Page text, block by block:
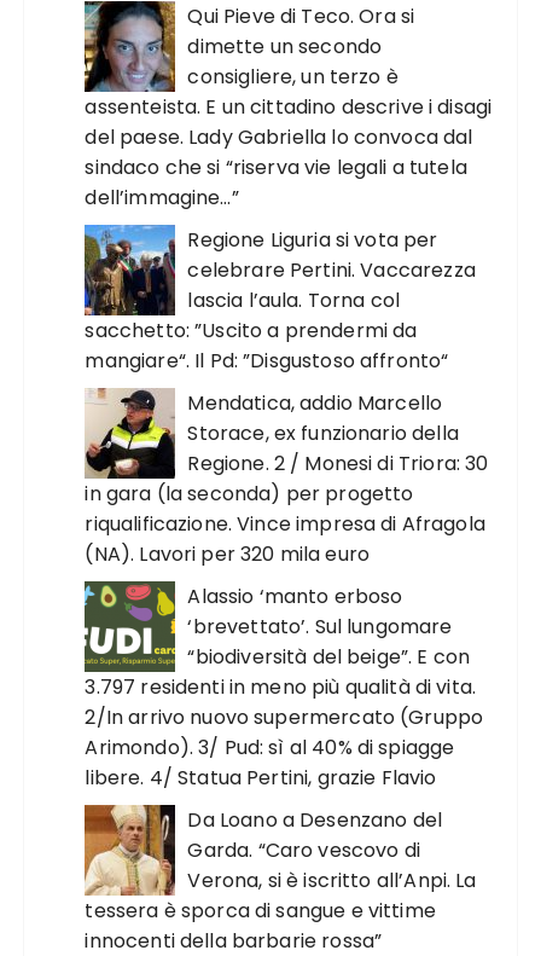
Qui Pieve di Teco. Ora si
dimette un secondo
consigliere, un terzo è
assenteista. E un cittadino descrive i disagi
del paese. Lady Gabriella lo convoca dal
sindaco che si “riserva vie legali a tutela
dell’immagine…”
Regione Liguria si vota per
celebrare Pertini. Vaccarezza
lascia l’aula. Torna col
sacchetto: ”Uscito a prendermi da
mangiare“. Il Pd: ”Disgustoso affronto“
Mendatica, addio Marcello
Storace, ex funzionario della
Regione. 2 / Monesi di Triora: 30
in gara (la seconda) per progetto
riqualificazione. Vince impresa di Afragola
(NA). Lavori per 320 mila euro
Alassio ‘manto erboso
‘brevettato’. Sul lungomare
“biodiversità del beige”. E con
3.797 residenti in meno più qualità di vita.
2/In arrivo nuovo supermercato (Gruppo
Arimondo). 3/ Pud: sì al 40% di spiagge
libere. 4/ Statua Pertini, grazie Flavio
Da Loano a Desenzano del
Garda. “Caro vescovo di
Verona, si è iscritto all’Anpi. La
tessera è sporca di sangue e vittime
innocenti della barbarie rossa”